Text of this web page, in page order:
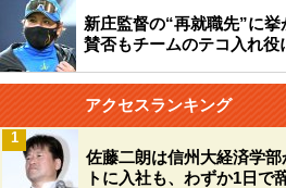
新庄監督の“再就職先”に
賛否もチームのテコ入れ役
アクセスランキング
佐藤二朗は信州大経済学
トに入社も、わずか1日で
1